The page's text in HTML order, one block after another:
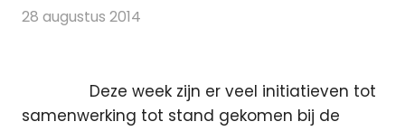
28 augustus 2014
Deze week zijn er veel initiatieven tot
samenwerking tot stand gekomen bij de